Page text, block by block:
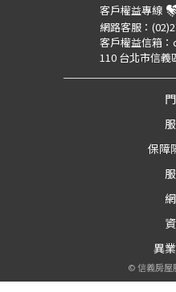
客戶權益專線
網路客服：
客戶權益信箱：
110 台北市信義
保障
異
©信義房屋